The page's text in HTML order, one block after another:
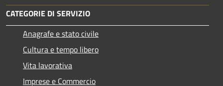
CATEGORIE DI SERVIZIO
Anagrafe e stato civile
Cultura e tempo libero
Vita lavorativa
Imprese e Commercio